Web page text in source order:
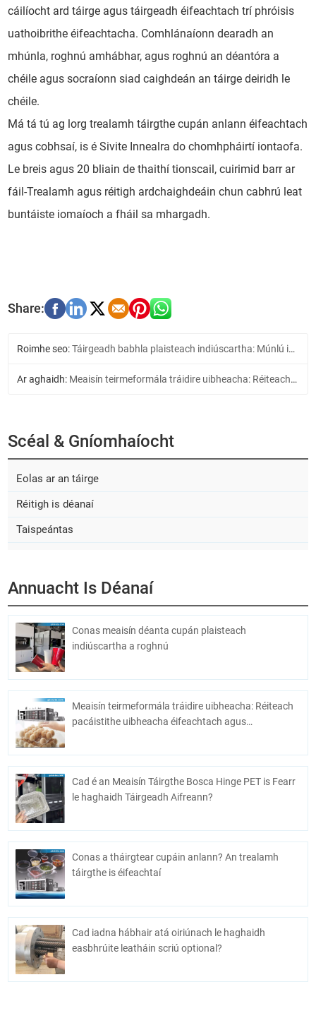
cáilíocht ard táirge agus táirgeadh éifeachtach trí phróisis
uathoibrithe éifeachtacha. Comhlánaíonn dearadh an
mhúnla, roghnú amhábhar, agus roghnú an déantóra a
chéile agus socraíonn siad caighdeán an táirge deiridh le
chéile.
Má tá tú ag lorg trealamh táirgthe cupán anlann éifeachtach
agus cobhsaí, is é Sivite Innealra do chomhpháirtí iontaofa.
Le breis agus 20 bliain de thaithí tionscail, cuirimid barr ar
fáil-Trealamh agus réitigh ardchaighdeáin chun cabhrú leat
buntáiste iomaíoch a fháil sa mhargadh.
Roimhe seo:Táirgeadh babhla plaisteach indiúscartha: Múnlú insteallta vs termoforming
Ar aghaidh: Meaisín teirmeformála tráidire uibheacha: Réiteach pacáistithe uibheacha éifeachtach agus eacnamaíoch
Scéal & Gníomhaíocht
Eolas ar an táirge
Réitigh is déanaí
Taispeántas
Annuacht Is Déanaí
Conas meaisín déanta cupán plaisteach
indiúscartha a roghnú
Meaisín teirmeformála tráidire uibheacha: Réiteach
pacáistithe uibheacha éifeachtach agus
Cad é an Meaisín Táirgthe Bosca Hinge PET is Fearr
le haghaidh Táirgeadh Aifreann?
Conas a tháirgtear cupáin anlann? An trealamh
táirgthe is éifeachtaí
Cad iadna hábhair atá oiriúnach le haghaidh
easbhrúite leatháin scriú optional?